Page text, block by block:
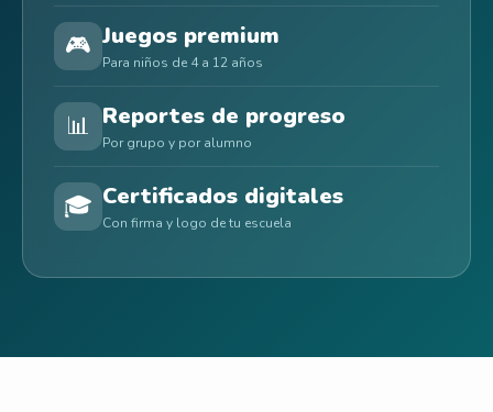
🎮 Juegos premium
Para niños de 4 a 12 años
📊 Reportes de progreso
Por grupo y por alumno
🎓 Certificados digitales
Con firma y logo de tu escuela